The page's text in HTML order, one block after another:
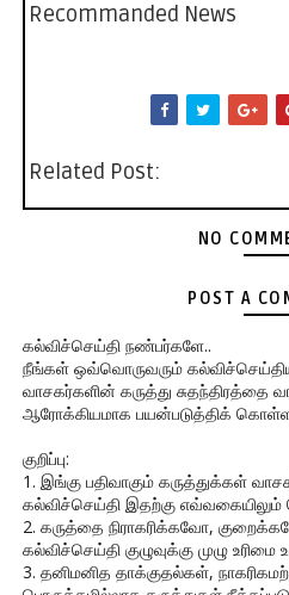
Recommanded News
Related Post:
NO
POST A
கல்விச்செய்தி நண்பர்களே..
நீங்கள் ஒவ்வொருவரும்
வாசகர்களின் கருத்து சுதந்திரத்தை
ஆரோக்கியமாக பயன்படுத்திக்
குறிப்பு:
1. இங்கு பதிவாகும் கருத்துக்கள்
கல்விச்செய்தி இதற்கு எவ்வகையிலும்
2. கருத்தை நிராகரிக்கவோ,
கல்விச்செய்தி குழுவுக்கு முழு உரிமை
3. தனிமனித தாக்குதல்கள்,